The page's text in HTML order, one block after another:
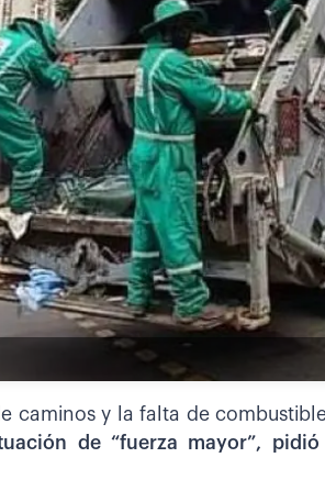
caminos y la falta de
de “fuerza mayor”,